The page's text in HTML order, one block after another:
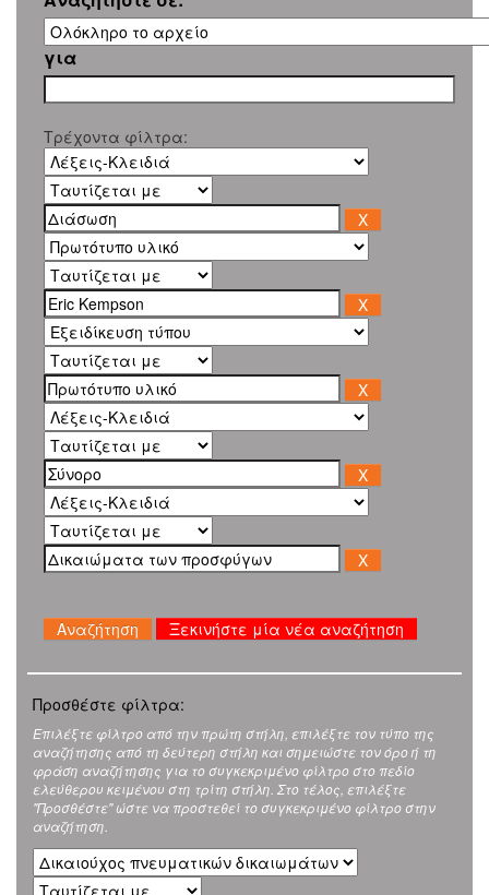
για
Τρέχοντα φίλτρα:
Ξεκινήστε μία νέα αναζήτηση
Προσθέστε φίλτρα:
Επιλέξτε φίλτρο από την πρώτη στήλη, επιλέξτε τον τύπο της
αναζήτησης από τη δεύτερη στήλη και σημειώστε τον όρο ή τη
φράση αναζήτησης για το συγκεκριμένο φίλτρο στο πεδίο
ελεύθερου κειμένου στη τρίτη στήλη. Στο τέλος, επιλέξτε
"Προσθέστε" ώστε να προστεθεί το συγκεκριμένο φίλτρο στην
αναζήτηση.